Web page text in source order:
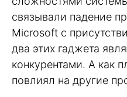
связывали падение
Microsoft с
два этих гаджета
конкурентами. А как
повлиял на другие